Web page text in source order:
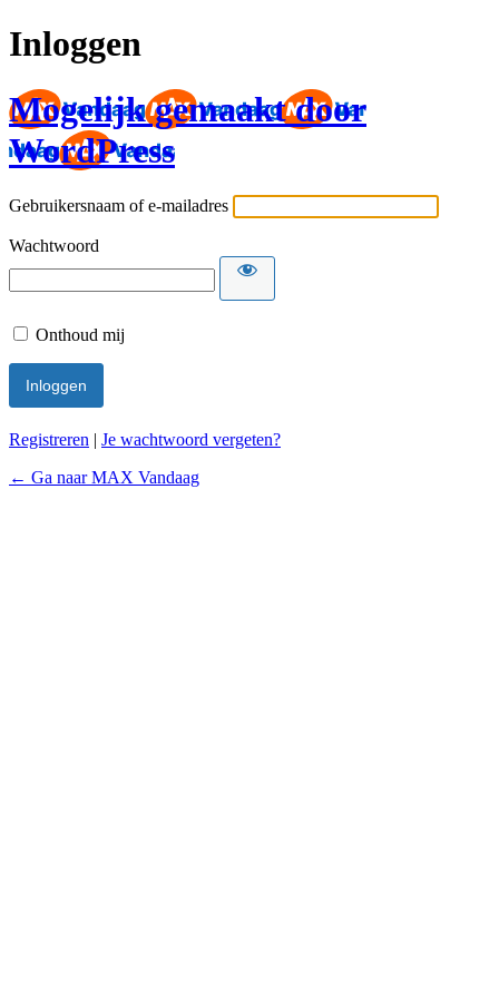
Inloggen
Mogelijk gemaakt door
WordPress
Gebruikersnaam of e-mailadres
Wachtwoord
Onthoud mij
Registreren | Je wachtwoord vergeten?
← Ga naar MAX Vandaag